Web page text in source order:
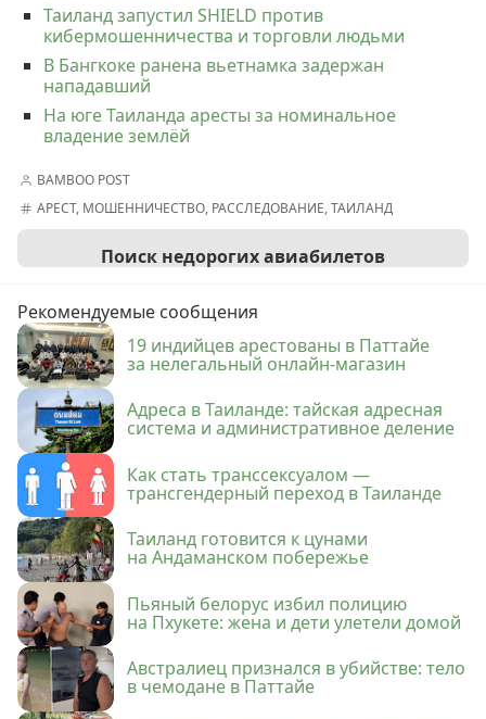
Таиланд запустил SHIELD против
кибермошенничества и торговли людьми
В Бангкоке ранена вьетнамка задержан
нападавший
На юге Таиланда аресты за номинальное
владение землёй
BAMBOO POST
АРЕСТ, МОШЕННИЧЕСТВО, РАССЛЕДОВАНИЕ,ТАИЛАНД
Поиск недорогих авиабилетов
Рекомендуемые сообщения
19 индийцев арестованы в Паттайе
за нелегальный онлайн-магазин
Адреса в Таиланде: тайская адресная
система и административное деление
Как стать транссексуалом —
трансгендерный переход в Таиланде
Таиланд готовится к цунами
на Андаманском побережье
Пьяный белорус избил полицию
на Пхукете: жена и дети улетели домой
Австралиец признался в убийстве: тело
в чемодане в Паттайе